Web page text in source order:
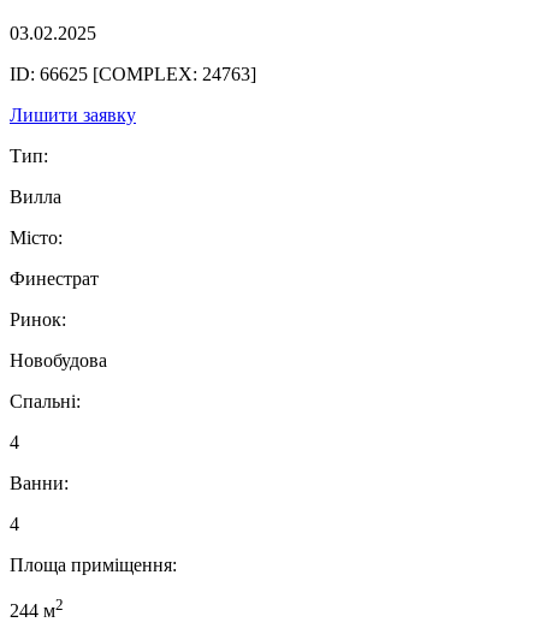
03.02.2025
ID: 66625 [COMPLEX: 24763]
Лишити заявку
Тип:
Вилла
Місто:
Финестрат
Ринок:
Новобудова
Спальні:
4
Ванни:
4
Площа приміщення:
244 м2